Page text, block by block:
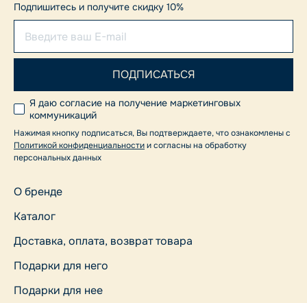
О бренде
Каталог
Доставка, оплата, возврат товара
Подарки для него
Подарки для нее
Подпишитесь и получите скидку 10%
Я даю согласие на получение маркетинговых
коммуникаций
Нажимая кнопку подписаться, Вы подтверждаете, что ознакомлены с
Политикой конфиденциальностии согласны на обработку
персональных данных